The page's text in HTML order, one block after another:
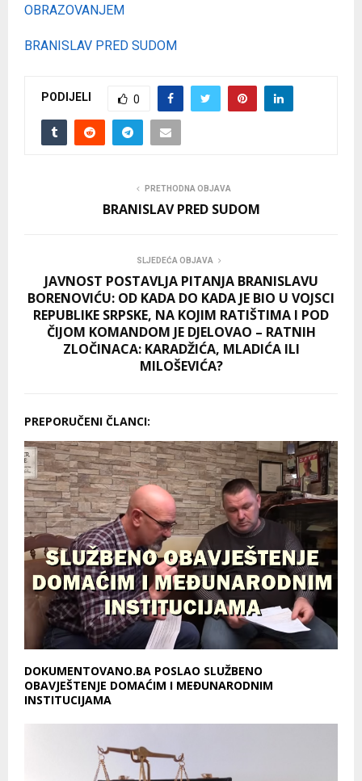
OBRAZOVANJEM
BRANISLAV PRED SUDOM
PODIJELI 0
PRETHODNA OBJAVA
BRANISLAV PRED SUDOM
SLJEDEĆA OBJAVA
JAVNOST POSTAVLJA PITANJA BRANISLAVU
BORENOVIĆU: OD KADA DO KADA JE BIO U VOJSCI
REPUBLIKE SRPSKE, NA KOJIM RATIŠTIMA I POD
ČIJOM KOMANDOM JE DJELOVAO – RATNIH
ZLOČINACA: KARADŽIĆA, MLADIĆA ILI
MILOŠEVIĆA?
PREPORUČENI ČLANCI:
DOKUMENTOVANO.BA POSLAO SLUŽBENO
OBAVJEŠTENJE DOMAĆIM I MEĐUNARODNIM
INSTITUCIJAMA